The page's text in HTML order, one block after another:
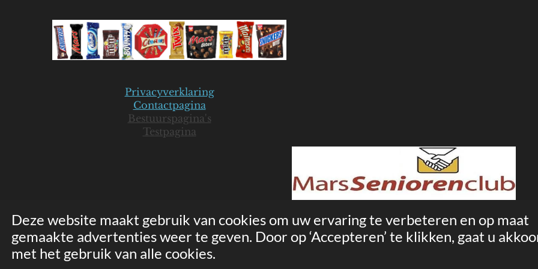
Deze website maakt gebruik van cookies om uw ervaring te verbeteren en op maat
gemaakte advertenties weer te geven. Door op ‘Accepteren’ te klikken, gaat u
met het gebruik van alle cookies.
Privacyverklaring
Contactpagina
Bestuurspagina's
Testpagina
© 2019-2026 Mars Seniorenclub - JB